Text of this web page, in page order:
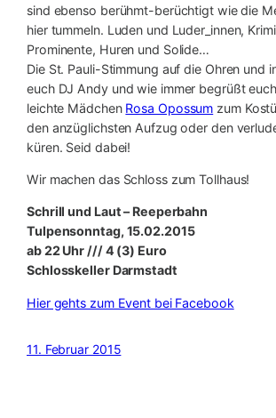
sind ebenso berühmt-berüchtigt wie die
hier tummeln. Luden und Luder_innen,
Prominente, Huren und Solide…
Die St. Pauli-Stimmung auf die Ohren und
euch DJ Andy und wie immer begrüßt
leichte Mädchen Rosa Opossum zum
den anzüglichsten Aufzug oder den
küren. Seid dabei!
Wir machen das Schloss zum Tollhaus!
Schrill und Laut – Reeperbahn
Tulpensonntag, 15.02.2015
ab 22 Uhr /// 4 (3) Euro
Schlosskeller Darmstadt
Hier gehts zum Event bei Facebook
11. Februar 2015